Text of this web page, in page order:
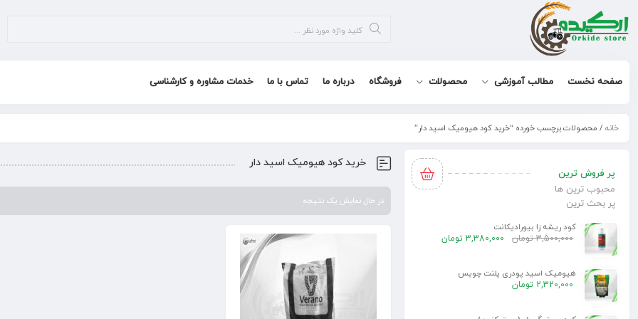
صفحه نخست مطالب آموزشی محصولات فروشگاه درباره ما تماس با ما خدمات مشاوره و کارشناسی
خانه / محصولات برچسب خورده “خرید کود هیومیک اسید دار”
خرید کود هیومیک اسید دار
در حال نمایش یک نتیجه
پر فروش ترین
محبوب ترین ها
پر بحث ترین
کود ریشه زا بیورادیکانت
3,500,000 تومان 3,380,000 تومان
هیومیک اسید پودری پلنت چویس
2,320,000 تومان